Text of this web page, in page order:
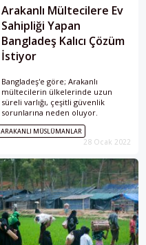
Arakanlı Mültecilere Ev
Sahipliği Yapan
Bangladeş Kalıcı Çözüm
İstiyor
Bangladeş'e göre; Arakanlı
mültecilerin ülkelerinde uzun
süreli varlığı, çeşitli güvenlik
sorunlarına neden oluyor.
ARAKANLI MÜSLÜMANLAR
28 Ocak 2022